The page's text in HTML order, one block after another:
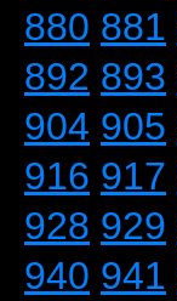
880 881
892 893
904 905
916 917
928 929
940 941